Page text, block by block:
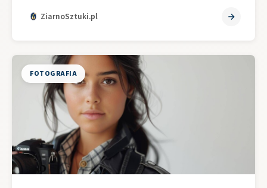
ZiarnoSztuki.pl
FOTOGRAFIA